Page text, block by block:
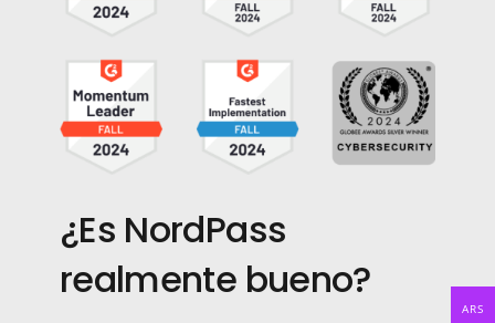
¿Es NordPass
realmente bueno?
ARS